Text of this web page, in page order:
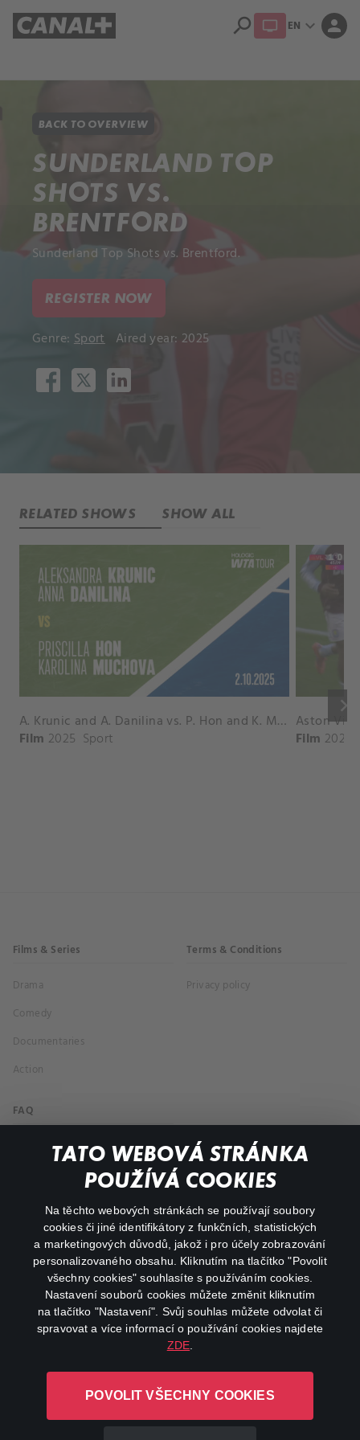
TATO WEBOVÁ STRÁNKA
POUŽÍVÁ COOKIES
Na těchto webových stránkách se používají soubory
cookies či jiné identifikátory z funkčních, statistických
a marketingových důvodů, jakož i pro účely zobrazování
personalizovaného obsahu. Kliknutím na tlačítko "Povolit
všechny cookies" souhlasíte s používáním cookies.
Nastavení souborů cookies můžete změnit kliknutím
na tlačítko "Nastavení". Svůj souhlas můžete odvolat či
spravovat a více informací o používání cookies najdete
ZDE
POVOLIT VŠECHNY COOKIES
search EN expand_more person
BACK TO OVERVIEW
SUNDERLAND TOP
SHOTS VS.
BRENTFORD
Sunderland Top Shots vs. Brentford.
REGISTER NOW
Genre: Sport Aired year: 2025
RELATED SHOWS SHOW ALL
keyboard_arrow_right
A. Krunic and A. Danilina vs. P. Hon and K. Muchova Match Highlights - BEIJING_Capital Group Diamond ( October 02, 2025)
Film 2025 Sport Film 2026
Films & Series
Drama
Comedy
Documentaries
Action
Terms & Conditions
Privacy policy
FAQ
My profile
facebookinstagram
youtube
L-1246 Luxembourg R.C.S.